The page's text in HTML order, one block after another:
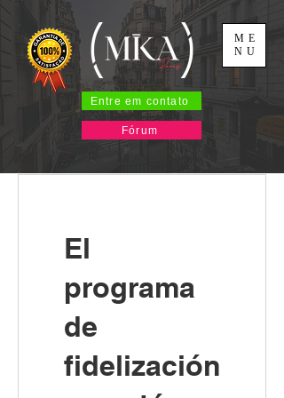
Entre em contato
ME
NU
Fórum
El
programa
de
fidelización